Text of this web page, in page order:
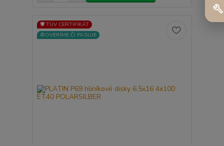
🛡️ TÜV CERTIFIKÁT
⚙️OVERÍME ČI PASUJE